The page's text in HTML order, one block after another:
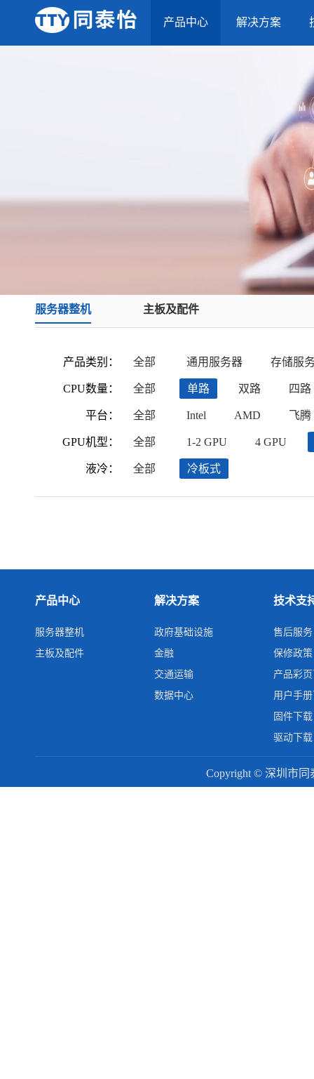
产品中心 解决方案
服务器整机 主板及配件
产品类别：
CPU数量：
平台：
GPU机型：
液冷：
全部 通用服务器 存储服
全部 单路 双路 四路
全部 Intel AMD 飞腾
全部 1-2 GPU 4 GPU
全部 冷板式
产品中心
服务器整机
主板及配件
解决方案
政府基础设施
金融
交通运输
数据中心
技术支
售后服务
保修政策
产品彩
用户手
固件下载
驱动下载
Copyright © 深圳市同